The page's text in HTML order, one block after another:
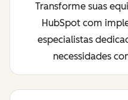
Transforme suas
HubSpot com
especialistas
necessidades